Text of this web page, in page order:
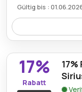
Gültig bis :
Elektrorollern
frei.
17%
Rabatt